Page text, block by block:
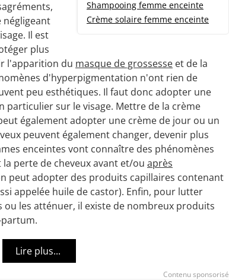
Shampooing femme enceinte
Crème solaire femme enceinte
négligeant
Il est
plus
l'apparition du masque de grossesse et de la
d'hyperpigmentation n'ont rien de
peu esthétiques. Il faut donc adopter une
sur le visage. Mettre de la crème
également adopter une crème de jour ou un
peuvent également changer, devenir plus
enceintes vont connaître des phénomènes
perte de cheveux avant et/ou après
peut adopter des produits capillaires contenant
appelée huile de castor). Enfin, pour lutter
les atténuer, il existe de nombreux produits
Contenu sponsorisé